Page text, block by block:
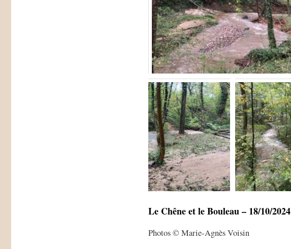
Le Chêne et le Bouleau – 18/10/2024
Photos © Marie-Agnès Voisin